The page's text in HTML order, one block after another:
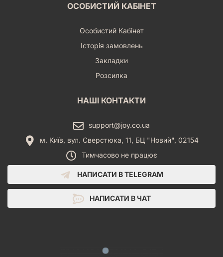
ОСОБИСТИЙ КАБІНЕТ
Особистий Кабінет
Історія замовлень
Закладки
Розсилка
НАШІ КОНТАКТИ
support@joy.co.ua
м. Київ, вул. Сверстюка, 11, БЦ "Новий", 02154
Тимчасово не працює
НАПИСАТИ В TELEGRAM
НАПИСАТИ В ЧАТ